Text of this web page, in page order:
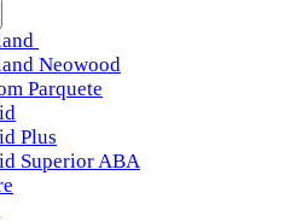
Neowood
Parquete
Plus
Superior ABA